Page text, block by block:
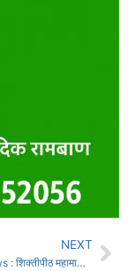
NEXT
shaktipith news : शिक्तीपीठ महामार्गासाठी सुधारित अधिसूचना जारी; कोल्हापूर जिल्ह्यातील 8 तालुके, 78 गावांचा समावेश